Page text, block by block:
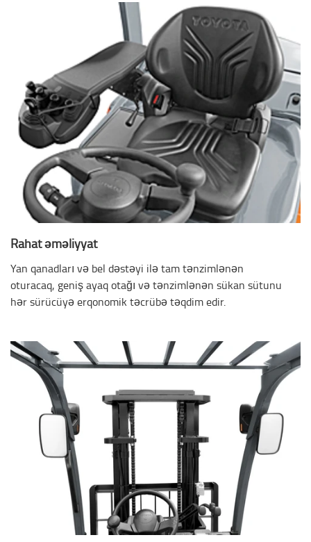
Rahat əməliyyat
Yan qanadları və bel dəstəyi ilə tam tənzimlənən
oturacaq, geniş ayaq otağı və tənzimlənən sükan sütunu
hər sürücüyə erqonomik təcrübə təqdim edir.